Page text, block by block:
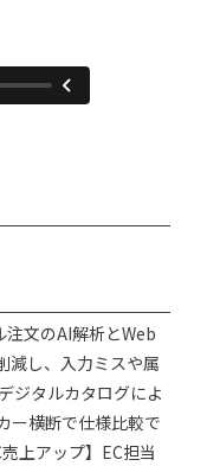
注文のAI解析とWeb
減し、入力ミスや属
ジタルカタログによ
ー横断で仕様比較で
上アップ】EC担当